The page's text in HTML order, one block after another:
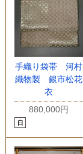
手織り袋帯 河村
織物製 銀市松花
衣
880,000円